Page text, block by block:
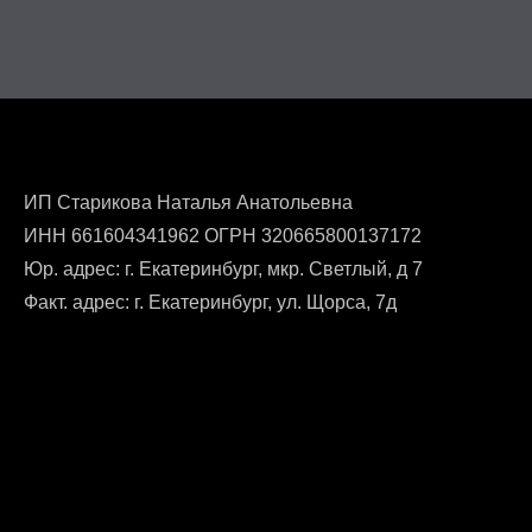
ИП Старикова Наталья Анатольевна
ИНН 661604341962 ОГРН 320665800137172
Юр. адрес: г. Екатеринбург, мкр. Светлый, д 7
Факт. адрес: г. Екатеринбург, ул. Щорса, 7д